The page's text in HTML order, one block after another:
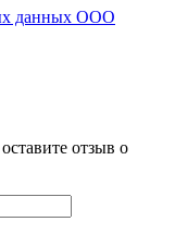
данных ООО
отзыв о